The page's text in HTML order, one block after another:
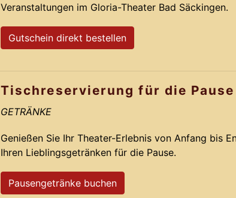
Veranstaltungen im Gloria-Theater Bad Säckingen.
Gutschein direkt bestellen
Tischreservierung für die Pause
GETRÄNKE
Genießen Sie Ihr Theater-Erlebnis von Anfang bis
Ihren Lieblingsgetränken für die Pause.
Pausengetränke buchen